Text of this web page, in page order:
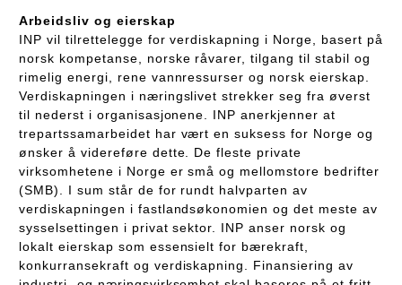
Arbeidsliv og eierskap
INP vil tilrettelegge for verdiskapning i Norge, basert på
norsk kompetanse, norske råvarer, tilgang til stabil og
rimelig energi, rene vannressurser og norsk eierskap.
Verdiskapningen i næringslivet strekker seg fra øverst
til nederst i organisasjonene. INP anerkjenner at
trepartssamarbeidet har vært en suksess for Norge og
ønsker å videreføre dette. De fleste private
virksomhetene i Norge er små og mellomstore bedrifter
(SMB). I sum står de for rundt halvparten av
verdiskapningen i fastlandsøkonomien og det meste av
sysselsettingen i privat sektor. INP anser norsk og
lokalt eierskap som essensielt for bærekraft,
konkurransekraft og verdiskapning. Finansiering av